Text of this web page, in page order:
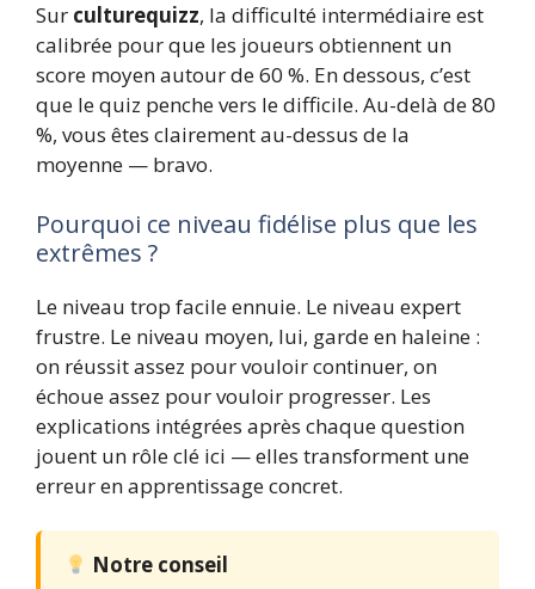
Sur culturequizz, la difficulté intermédiaire est
calibrée pour que les joueurs obtiennent un
score moyen autour de 60 %. En dessous, c’est
que le quiz penche vers le difficile. Au-delà de 80
%, vous êtes clairement au-dessus de la
moyenne — bravo.
Pourquoi ce niveau fidélise plus que les
extrêmes ?
Le niveau trop facile ennuie. Le niveau expert
frustre. Le niveau moyen, lui, garde en haleine :
on réussit assez pour vouloir continuer, on
échoue assez pour vouloir progresser. Les
explications intégrées après chaque question
jouent un rôle clé ici — elles transforment une
erreur en apprentissage concret.
Notre conseil